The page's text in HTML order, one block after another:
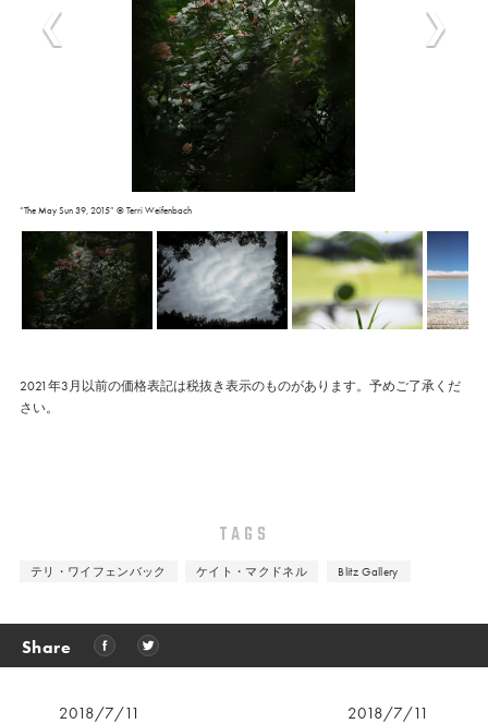
“The May Sun 39, 2015” © Terri Weifenbach
2021年3月以前の価格表記は税抜き表示のものがあります。予めご了承くだ
さい。
TAGS
テリ・ワイフェンバック ケイト・マクドネル Blitz Gallery
Share
2018/7/11
2018/7/11